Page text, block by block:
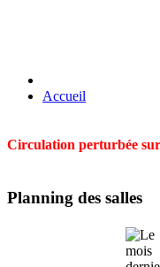
Accueil
Circulation perturbée
Planning des salles